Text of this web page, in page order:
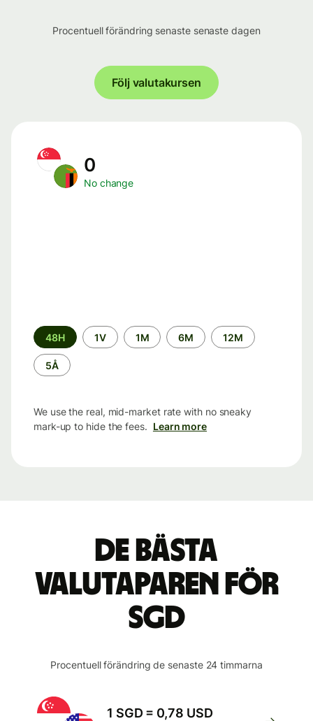
Procentuell förändring senaste senaste dagen
Följ valutakursen
0
No change
Time
period
48H 1V 1M 6M 12M
5Å
We use the real, mid-market rate with no sneaky
mark-up to hide the fees. Learn more
De bästa
valutaparen för
SGD
Procentuell förändring de senaste 24 timmarna
1 SGD = 0,78 USD